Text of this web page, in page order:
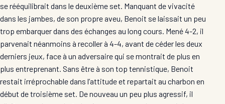
se rééquilibrait dans le deuxième set. Manquant de vivacité
dans les jambes, de son propre aveu, Benoit se laissait un peu
trop embarquer dans des échanges au long cours. Mené 4-2, il
parvenait néanmoins à recoller à 4-4, avant de céder les deux
derniers jeux, face à un adversaire qui se montrait de plus en
plus entreprenant. Sans être à son top tennistique, Benoit
restait irréprochable dans l’attitude et repartait au charbon en
début de troisième set. De nouveau un peu plus agressif, il